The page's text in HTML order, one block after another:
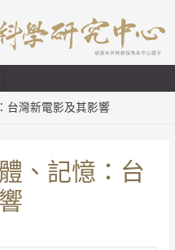
台灣新電影及其影響
、記憶：台